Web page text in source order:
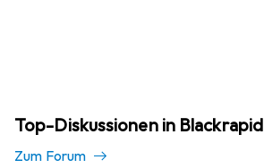
Top-Diskussionen in Blackrapid
Zum Forum